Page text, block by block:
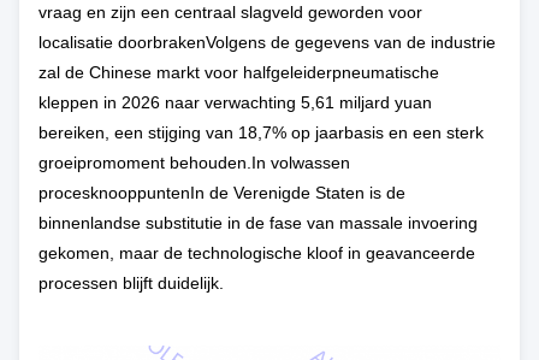
vraag en zijn een centraal slagveld geworden voor
localisatie doorbrakenVolgens de gegevens van de industrie
zal de Chinese markt voor halfgeleiderpneumatische
kleppen in 2026 naar verwachting 5,61 miljard yuan
bereiken, een stijging van 18,7% op jaarbasis en een sterk
groeipromoment behouden.In volwassen
procesknooppuntenIn de Verenigde Staten is de
binnenlandse substitutie in de fase van massale invoering
gekomen, maar de technologische kloof in geavanceerde
processen blijft duidelijk.